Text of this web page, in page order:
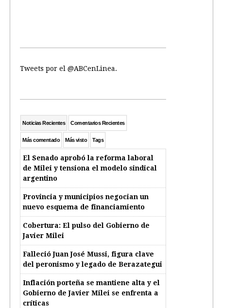
Tweets por el @ABCenLinea.
Noticias Recientes Comentarios Recientes
Más comentado Más visto Tags
El Senado aprobó la reforma laboral
de Milei y tensiona el modelo sindical
argentino
Provincia y municipios negocian un
nuevo esquema de financiamiento
Cobertura: El pulso del Gobierno de
Javier Milei
Falleció Juan José Mussi, figura clave
del peronismo y legado de Berazategui
Inflación porteña se mantiene alta y el
Gobierno de Javier Milei se enfrenta a
críticas